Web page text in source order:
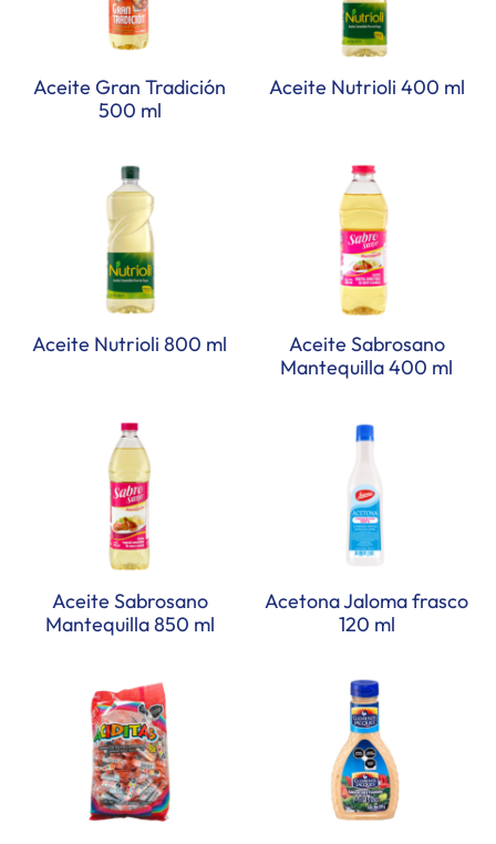
Aceite Gran Tradición
500 ml
Aceite Nutrioli 400 ml
Aceite Nutrioli 800 ml
Aceite Sabrosano
Mantequilla 400 ml
Aceite Sabrosano
Mantequilla 850 ml
Acetona Jaloma frasco
120 ml